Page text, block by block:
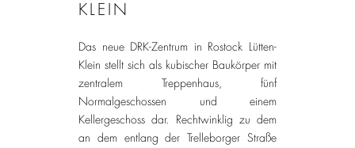
KLEIN
Das neue DRK-Zentrum in Rostock Lütten-
Klein stellt sich als kubischer Baukörper mit
zentralem Treppenhaus, fünf
Normalgeschossen und einem
Kellergeschoss dar. Rechtwinklig zu dem
an dem entlang der Trelleborger Straße